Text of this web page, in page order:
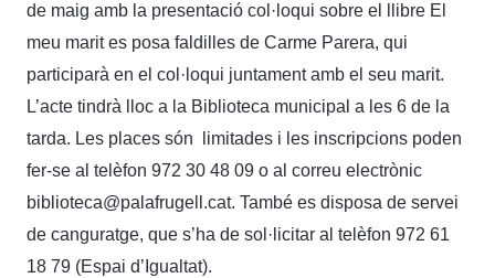
de maig amb la presentació col·loqui sobre el llibre El
meu marit es posa faldilles de Carme Parera, qui
participarà en el col·loqui juntament amb el seu marit.
L’acte tindrà lloc a la Biblioteca municipal a les 6 de la
tarda. Les places són limitades i les inscripcions poden
fer-se al telèfon 972 30 48 09 o al correu electrònic
biblioteca@palafrugell.cat. També es disposa de servei
de canguratge, que s’ha de sol·licitar al telèfon 972 61
18 79 (Espai d’Igualtat).